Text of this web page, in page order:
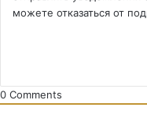
можете отказаться от
0 Comments